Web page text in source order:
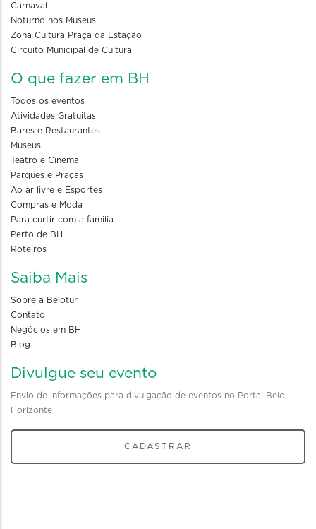
Carnaval
Noturno nos Museus
Zona Cultura Praça da Estação
Circuito Municipal de Cultura
O que fazer em BH
Todos os eventos
Atividades Gratuitas
Bares e Restaurantes
Museus
Teatro e Cinema
Parques e Praças
Ao ar livre e Esportes
Compras e Moda
Para curtir com a familia
Perto de BH
Roteiros
Saiba Mais
Sobre a Belotur
Contato
Negócios em BH
Blog
Divulgue seu evento
Envio de informações para divulgação de eventos no Portal Belo
Horizonte
CADASTRAR